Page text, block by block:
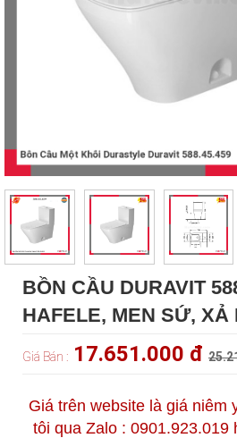
BỒN CẦU DURAVIT
HAFELE, MEN SỨ, XẢ
Giá Bán : 17.651.000 đ
Giá trên website là giá niêm
tôi qua Zalo : 0901.923.019